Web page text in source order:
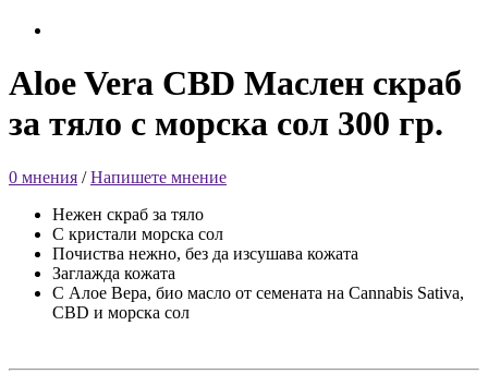
Aloe Vera CBD Маслен скраб
за тяло с морска сол 300 гр.
0 мнения /Напишете мнение
Нежен скраб за тяло
С кристали морска сол
Почиства нежно, без да изсушава кожата
Заглажда кожата
С Алое Вера, био масло от семената на Cannabis Sativa,
CBD и морска сол